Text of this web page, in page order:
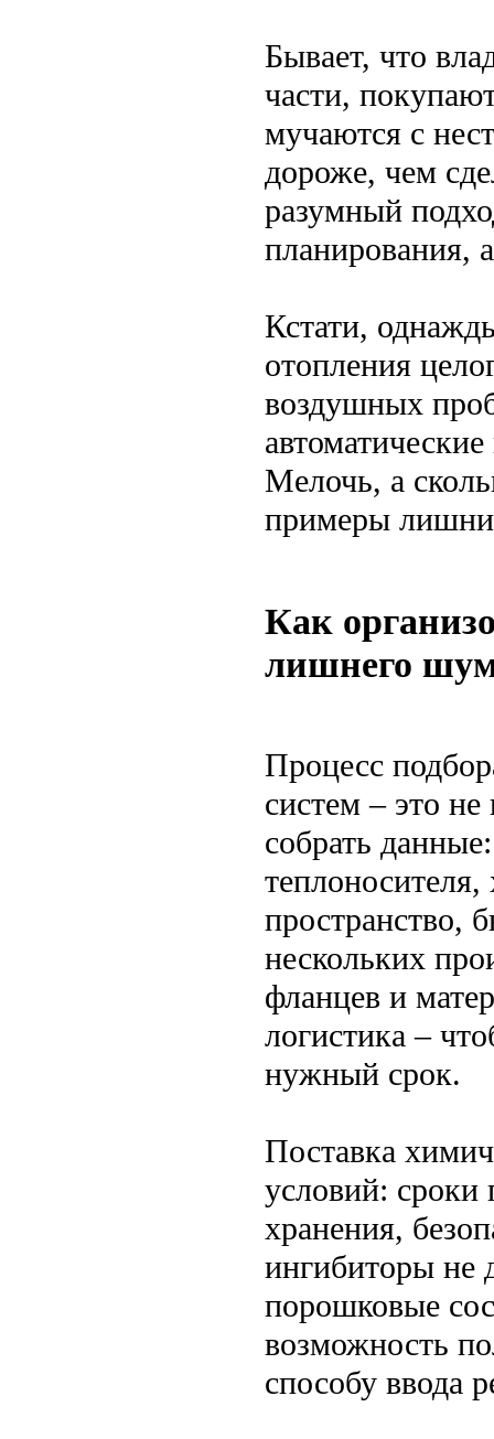
Бывает, что
части,
мучаются с
дороже, чем
разумный
планирования,
Кстати,
отопления
воздушных
Мелочь, а
примеры
Как
лишнего
Процесс
систем – это
собрать
пространство,
нескольких
фланцев и
логистика –
нужный срок.
Поставка
условий: сроки
хранения,
ингибиторы не
порошковые
возможность
способу ввода